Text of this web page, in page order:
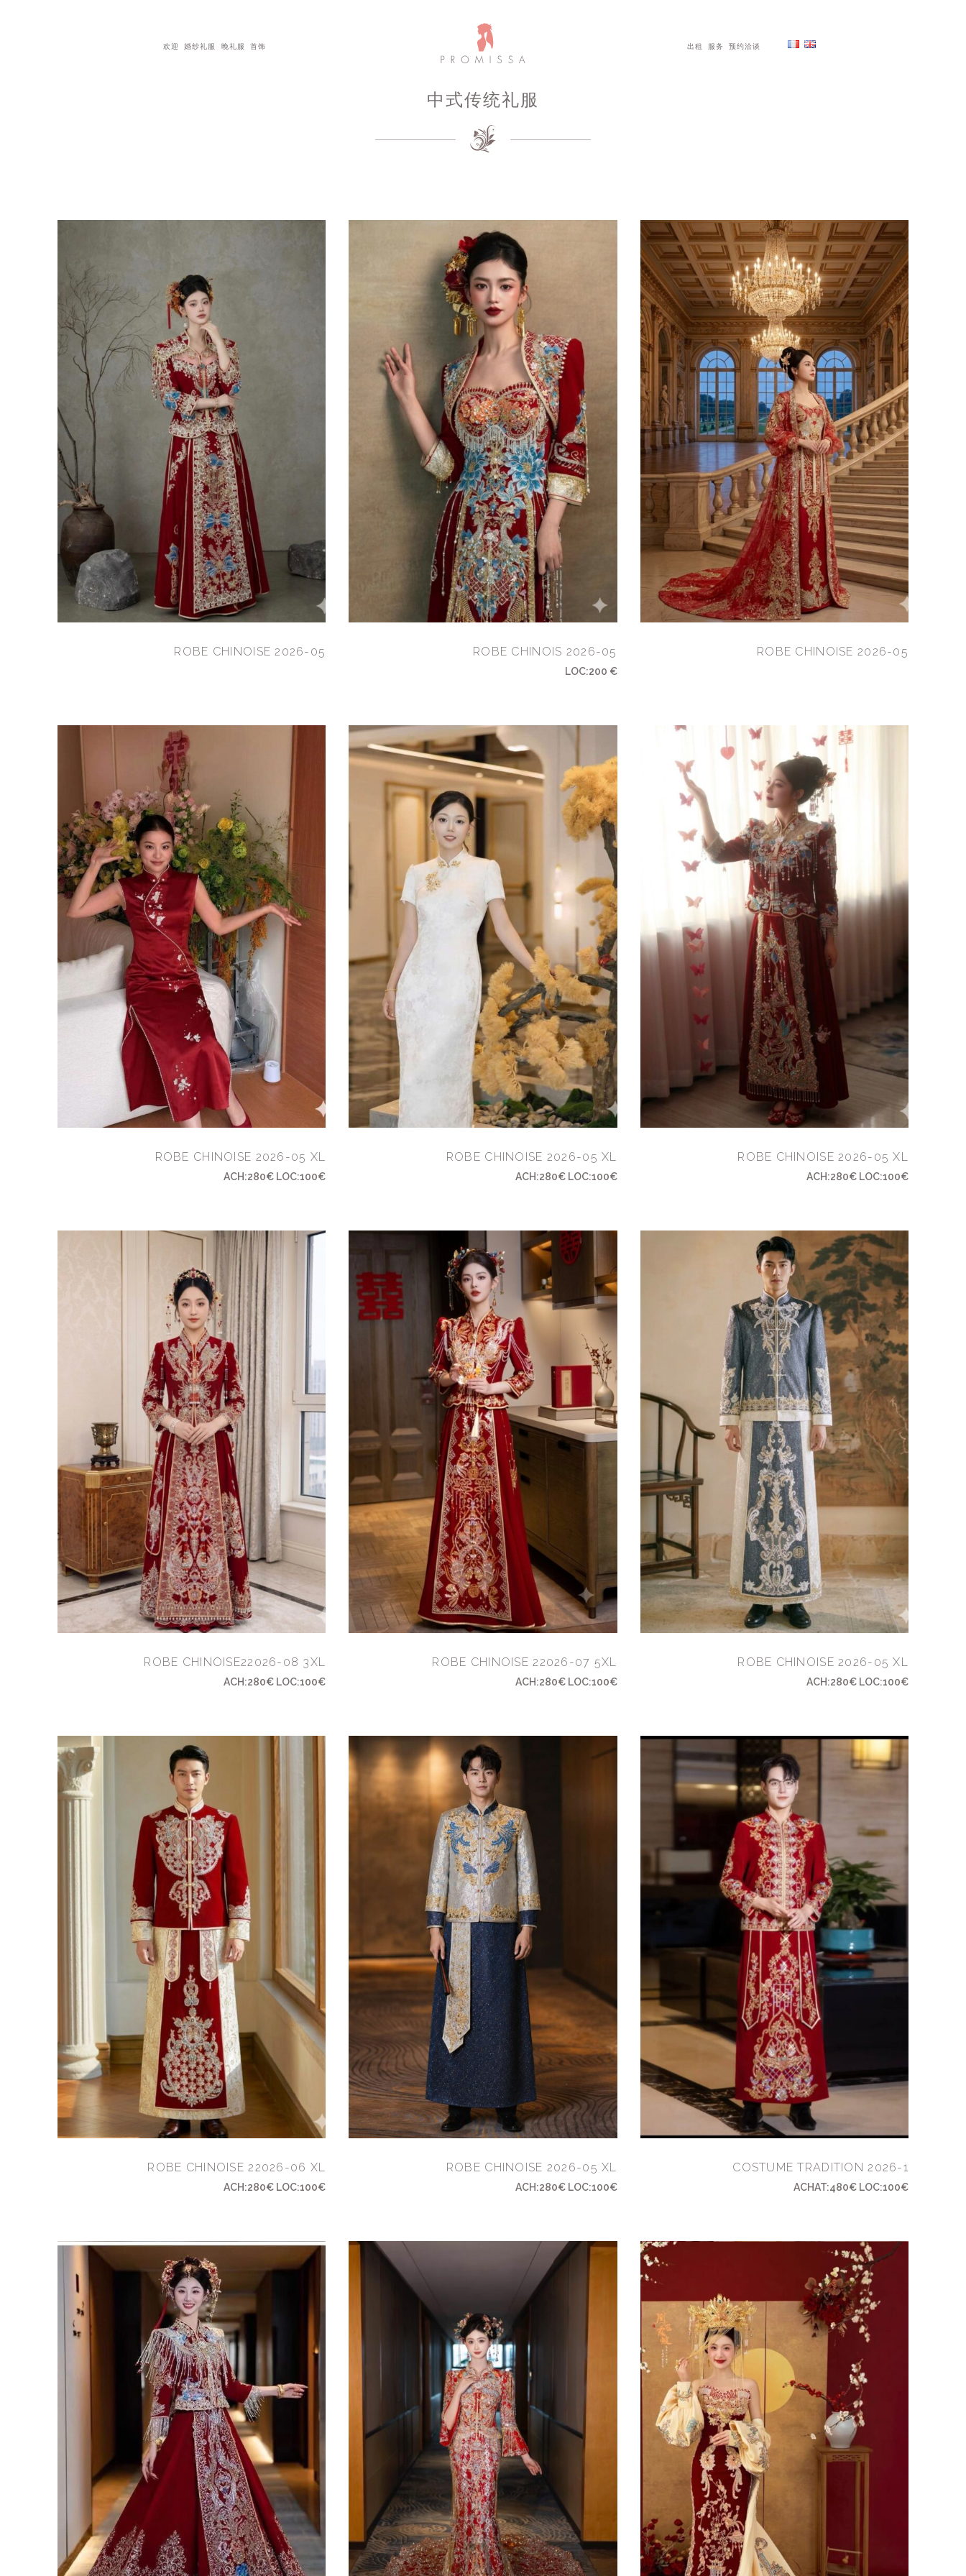
欢迎 婚纱礼服 晚礼服 首饰 出租 服务 预约洽谈
中式传统礼服
ROBE CHINOISE 2026-05 ROBE CHINOIS 2026-05
LOC:200 €
ROBE CHINOISE 2026-05
ROBE CHINOISE 2026-05 XL
ACH:280€ LOC:100€
ROBE CHINOISE 2026-05 XL
ACH:280€ LOC:100€
ROBE CHINOISE 2026-05 XL
ACH:280€ LOC:100€
ROBE CHINOISE22026-08 3XL
ACH:280€ LOC:100€
ROBE CHINOISE 22026-07 5XL
ACH:280€ LOC:100€
ROBE CHINOISE 2026-05 XL
ACH:280€ LOC:100€
ROBE CHINOISE 22026-06 XL
ACH:280€ LOC:100€
ROBE CHINOISE 2026-05 XL
ACH:280€ LOC:100€
COSTUME TRADITION 2026-1
ACHAT:480€ LOC:100€